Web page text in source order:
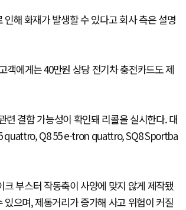
해 화재가 발생할 수 있다고 회사 측은 설명
객에게는 40만원 상당 전기차 충전카드도 제
련 결함 가능성이 확인돼 리콜을 실시한다. 대
quattro, Q8 55 e-tron quattro, SQ8 Sportba
부스터 작동축이 사양에 맞지 않게 제작됐
으며, 제동거리가 증가해 사고 위험이 커질